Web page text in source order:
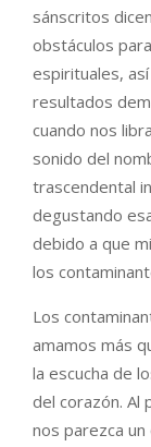
sánscritos
obstáculos
espirituales,
resultados
cuando nos
sonido del
trascendental
degustando
debido a que
los
Los
amamos más
la escucha de
del corazón. Al
nos parezca